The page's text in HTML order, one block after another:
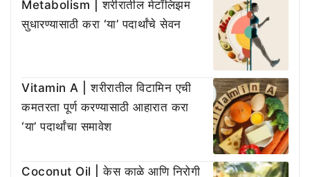
Metabolism | शरीरातील मेटॉलिझम
सुधारण्यासाठी करा ‘या’ पदार्थांचे सेवन
Vitamin A | शरीरातील विटामिन एची
कमतरता पूर्ण करण्यासाठी आहारात करा
‘या’ पदार्थांचा समावेश
Coconut Oil | केस काळे आणि निरोगी